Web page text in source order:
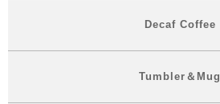
Decaf Coffee
Tumbler＆Mug